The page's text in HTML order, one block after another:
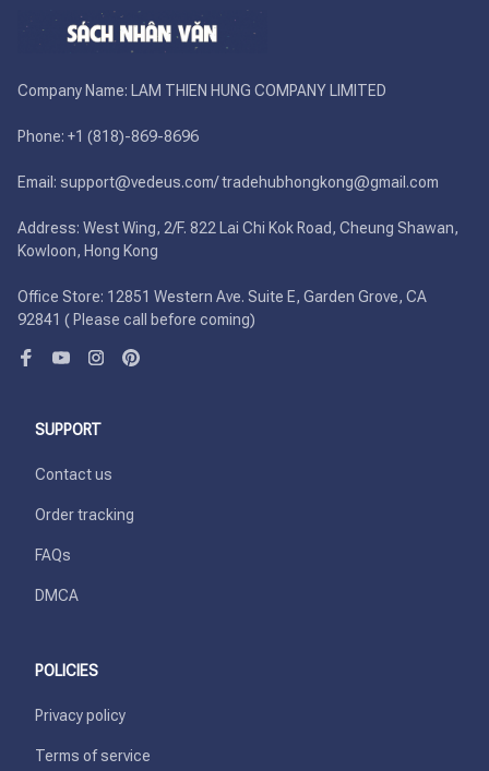
Company Name: LAM THIEN HUNG COMPANY LIMITED
Phone: +1 (818)-869-8696
Email: support@vedeus.com/ tradehubhongkong@gmail.com
Address: West Wing, 2/F. 822 Lai Chi Kok Road, Cheung Shawan,
Kowloon, Hong Kong
Office Store: 12851 Western Ave. Suite E, Garden Grove, CA
92841 ( Please call before coming)
SUPPORT
Contact us
Order tracking
FAQs
DMCA
POLICIES
Privacy policy
Terms of service